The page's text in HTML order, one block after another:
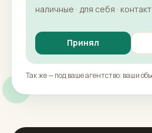
обмен · сроки 2-3 месяца ·
Принял
Так же — под ваше агентство: ваши